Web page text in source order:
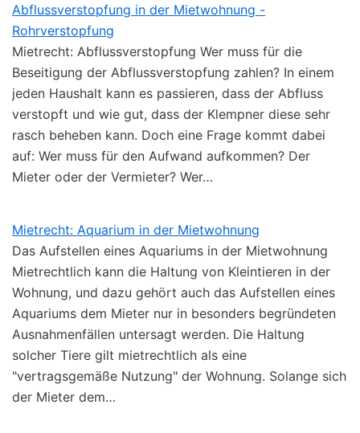
Abflussverstopfung in der Mietwohnung -
Rohrverstopfung
Mietrecht: Abflussverstopfung Wer muss für die
Beseitigung der Abflussverstopfung zahlen? In einem
jeden Haushalt kann es passieren, dass der Abfluss
verstopft und wie gut, dass der Klempner diese sehr
rasch beheben kann. Doch eine Frage kommt dabei
auf: Wer muss für den Aufwand aufkommen? Der
Mieter oder der Vermieter? Wer…
Mietrecht: Aquarium in der Mietwohnung
Das Aufstellen eines Aquariums in der Mietwohnung
Mietrechtlich kann die Haltung von Kleintieren in der
Wohnung, und dazu gehört auch das Aufstellen eines
Aquariums dem Mieter nur in besonders begründeten
Ausnahmenfällen untersagt werden. Die Haltung
solcher Tiere gilt mietrechtlich als eine
"vertragsgemäße Nutzung" der Wohnung. Solange sich
der Mieter dem…